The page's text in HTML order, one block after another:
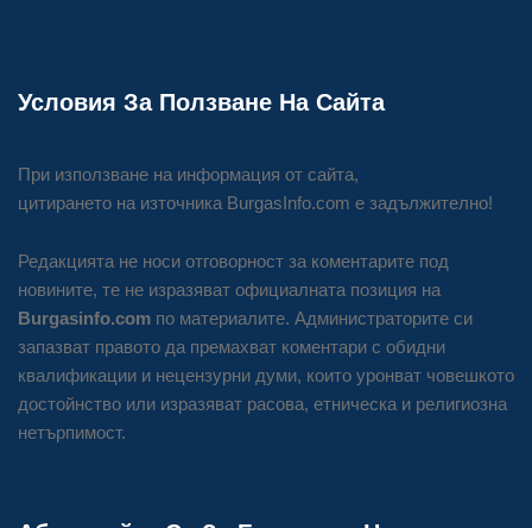
Условия За Ползване На Сайта
При използване на информация от сайта,
цитирането на източника BurgasInfo.com е задължително!
Редакцията не носи отговорност за коментарите под
новините, те не изразяват официалната позиция на
Burgasinfo.com по материалите. Администраторите си
запазват правото да премахват коментари с обидни
квалификации и нецензурни думи, които уронват човешкото
достойнство или изразяват расова, етническа и религиозна
нетърпимост.